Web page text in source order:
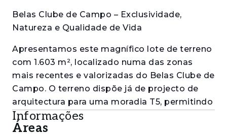
Belas Clube de Campo – Exclusividade,
Natureza e Qualidade de Vida
Apresentamos este magnífico lote de terreno
com 1.603 m², localizado numa das zonas
mais recentes e valorizadas do Belas Clube de
Campo. O terreno dispõe já de projecto de
arquitectura para uma moradia T5, permitindo
iniciar a construção da sua casa de sonho
com maior rapidez e segurança.
Informações
Áreas